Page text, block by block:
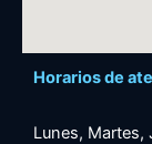
Horarios de
Lunes, Martes,